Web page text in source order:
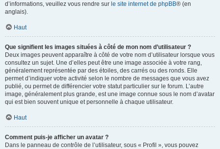
d’informations, veuillez vous rendre sur le site internet de phpBB® (en
anglais).
Haut
Que signifient les images situées à côté de mon nom d’utilisateur ?
Deux images peuvent apparaître à côté de votre nom d’utilisateur lorsque vous
consultez un sujet. Une d’elles peut être une image associée à votre rang,
généralement représentée par des étoiles, des carrés ou des ronds. Elle
permet d’indiquer votre activité selon le nombre de messages que vous avez
publié, ou permet de différencier votre statut particulier sur le forum. L’autre
image, généralement plus grande, est une image connue sous le nom d’avatar
qui est bien souvent unique et personnelle à chaque utilisateur.
Haut
Comment puis-je afficher un avatar ?
Dans le panneau de contrôle de l’utilisateur, sous « Profil », vous pouvez